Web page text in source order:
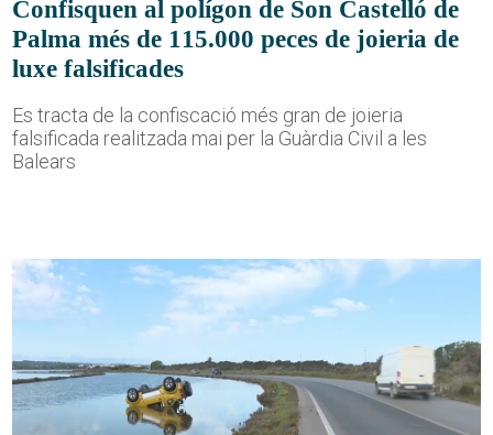
Confisquen al polígon de Son Castelló de
Palma més de 115.000 peces de joieria de
luxe falsificades
Es tracta de la confiscació més gran de joieria
falsificada realitzada mai per la Guàrdia Civil a les
Balears